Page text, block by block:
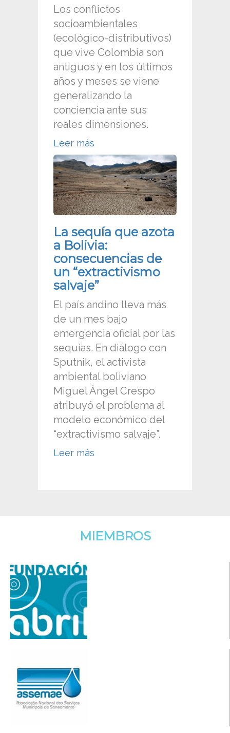
Los conflictos
socioambientales
(ecológico-distributivos)
que vive Colombia son
antiguos y en los últimos
años y meses se viene
generalizando la
conciencia ante sus
reales dimensiones.
Leer más
La sequía que azota
a Bolivia:
consecuencias de
un “extractivismo
salvaje”
El país andino lleva más
de un mes bajo
emergencia oficial por las
sequías. En diálogo con
Sputnik, el activista
ambiental boliviano
Miguel Ángel Crespo
atribuyó el problema al
modelo económico del
“extractivismo salvaje”.
Leer más
MIEMBROS